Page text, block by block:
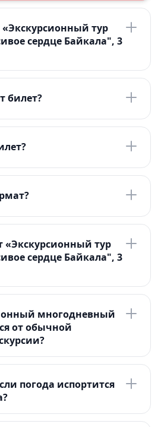
«Экскурсионный тур
сердце Байкала", 3
билет?
«Экскурсионный тур
сердце Байкала", 3
многодневный
от обычной
погода испортится